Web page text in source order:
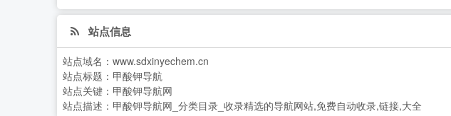
站点信息
站点域名： www.sdxinyechem.cn
站点标题： 甲酸钾导航
站点关键： 甲酸钾导航网
站点描述： 甲酸钾导航网_分类目录_收录精选的导航网站,免费自动收录,链接,大全